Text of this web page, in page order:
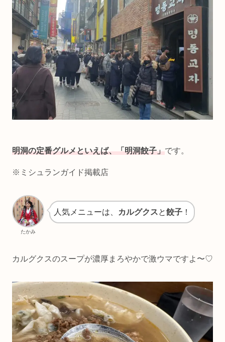
明洞の定番グルメといえば、「明洞餃子」です。
※ミシュランガイド掲載店
たかみ
人気メニューは、 カルグクスと餃子 ！
カルグクスのスープが濃厚まろやかで激ウマですよ〜♡